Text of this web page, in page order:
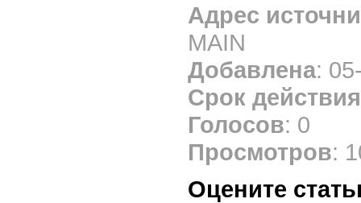
Адрес
MAIN
Добавлена:
Срок действия
Голосов: 0
Просмотров:
Оцените